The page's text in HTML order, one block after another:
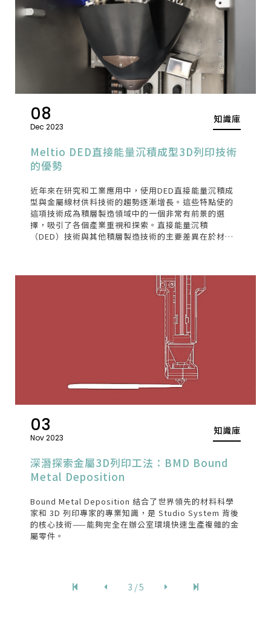
08
Dec 2023
知識庫
Meltio DED直接能量沉積成型3D列印技術
的優勢
近年來在研究和工業應用中，使用DED直接能量沉積成
型與金屬線材供料技術的趨勢逐漸增長。這些特點使的
這項技術成為積層製造領域中的一個非常有前景的選
擇，吸引了各個產業重視和探索。直接能量沉積
（DED）技術與其他積層製造技術的主要差異在於材料
03
Nov 2023
知識庫
深潛探索金屬3D列印工法：BMD Bound
Metal Deposition
Bound Metal Deposition 結合了世界領先的材料科學
家和 3D 列印專家的專業知識，是 Studio System 背後
的核心技術——能夠完全在辦公室環境快速生產複雜的金
屬零件。
3 / 5